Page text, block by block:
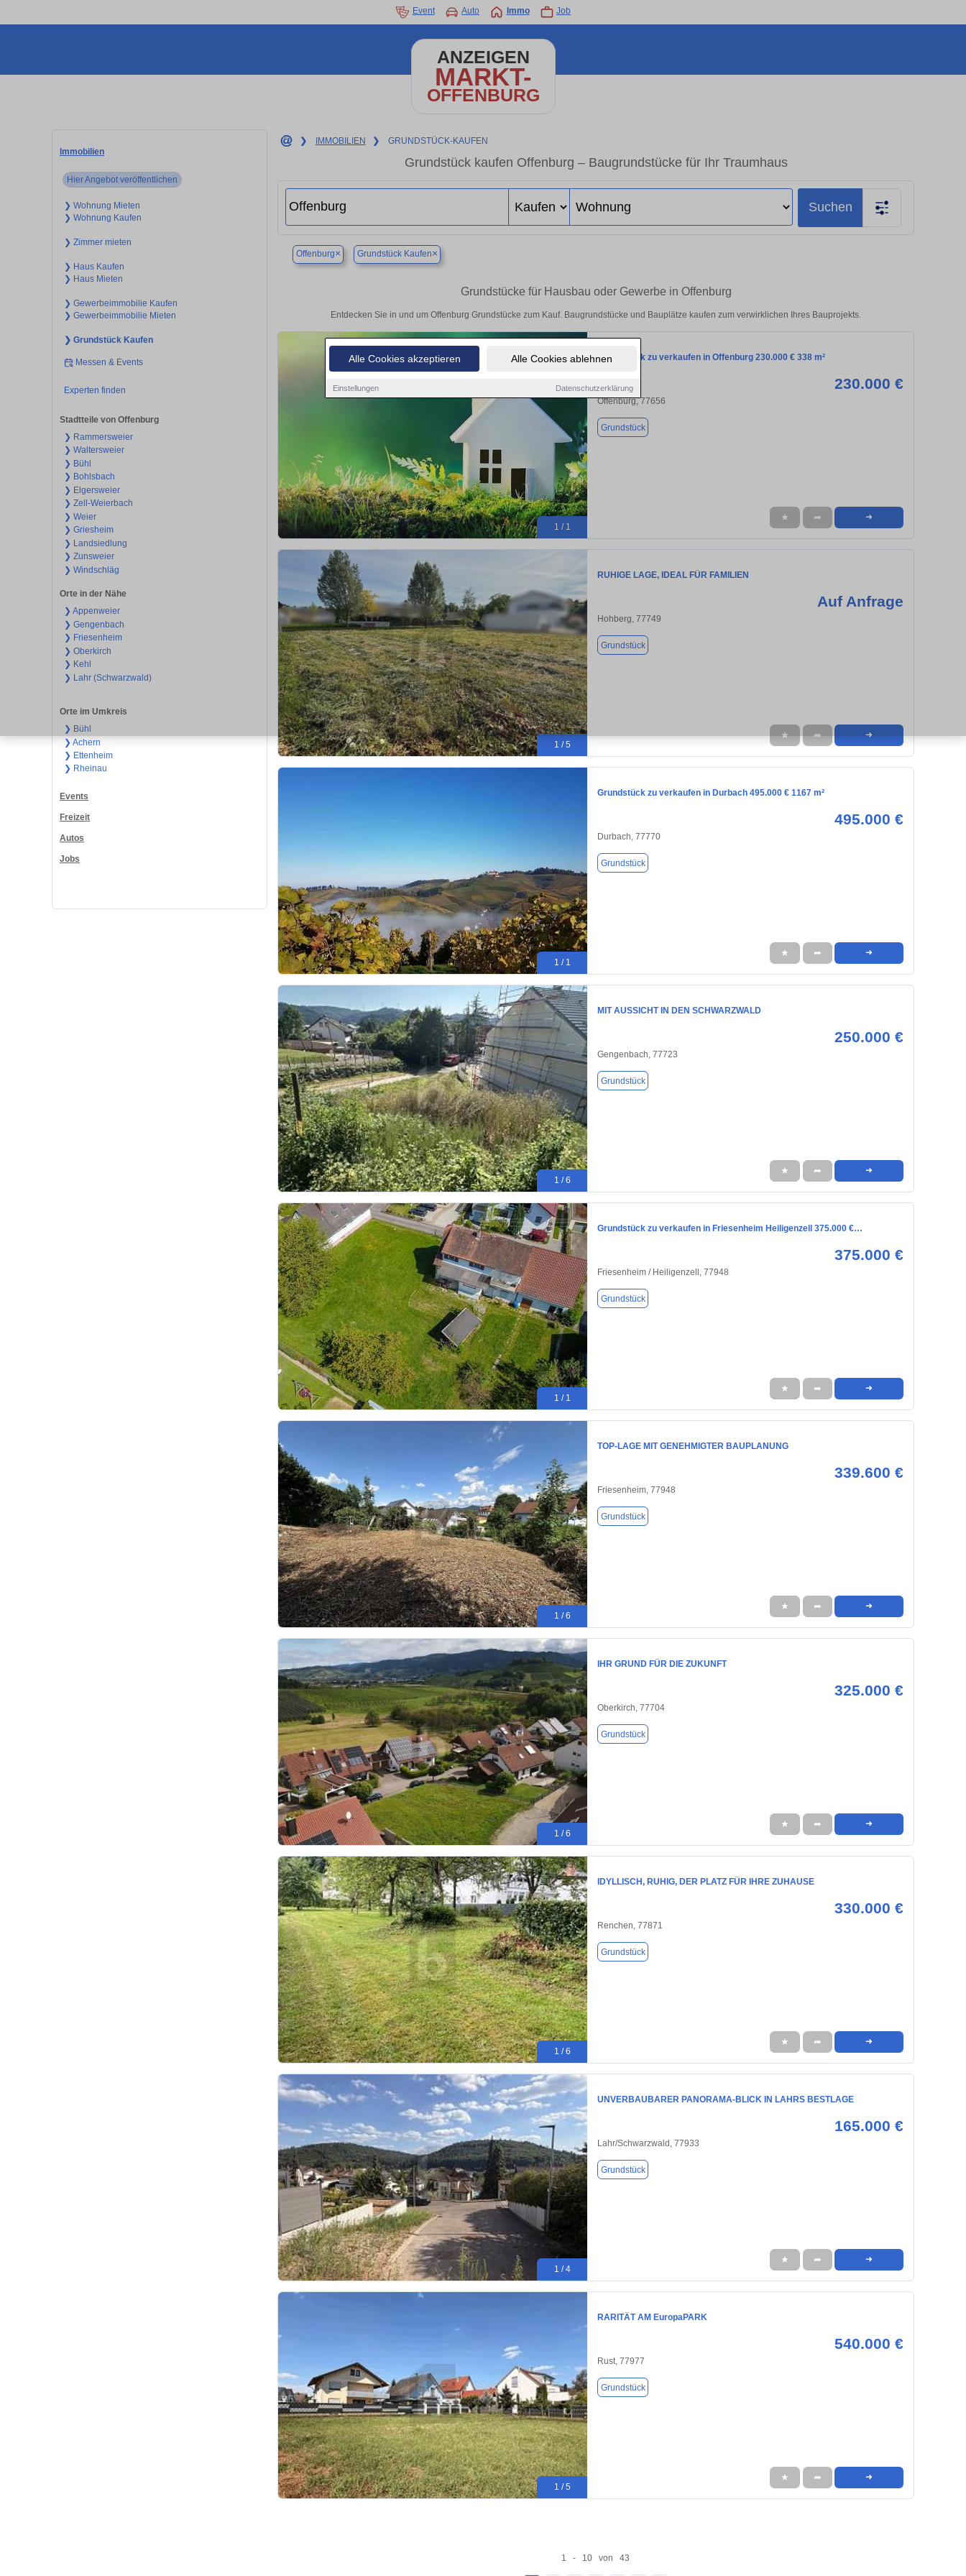
Alle Cookies akzeptieren Alle Cookies ablehnen
Einstellungen Datenschutzerklärung
Event Auto Immo Job
ANZEIGEN
MARKT-
OFFENBURG
Immobilien
Hier Angebot veröffentlichen
❯ Wohnung Mieten
❯ Wohnung Kaufen
❯ Zimmer mieten
❯ Haus Kaufen
❯ Haus Mieten
❯ Gewerbeimmobilie Kaufen
❯ Gewerbeimmobilie Mieten
❯ Grundstück Kaufen
Messen & Events
Experten finden
Stadtteile von Offenburg
❯ Rammersweier
❯ Waltersweier
❯ Bühl
❯ Bohlsbach
❯ Elgersweier
❯ Zell-Weierbach
❯ Weier
❯ Griesheim
❯ Landsiedlung
❯ Zunsweier
❯ Windschläg
Orte in der Nähe
❯ Appenweier
❯ Gengenbach
❯ Friesenheim
❯ Oberkirch
❯ Kehl
❯ Lahr (Schwarzwald)
Orte im Umkreis
❯ Bühl
❯ Achern
❯ Ettenheim
❯ Rheinau
Events
Freizeit
Autos
Jobs
❯ IMMOBILIEN ❯ GRUNDSTÜCK-KAUFEN
Grundstück kaufen Offenburg – Baugrundstücke für Ihr Traumhaus
Suchen
Offenburg× Grundstück Kaufen×
Grundstücke für Hausbau oder Gewerbe in Offenburg
Entdecken Sie in und um Offenburg Grundstücke zum Kauf. Baugrundstücke und Bauplätze kaufen zum verwirklichen Ihres Bauprojekts.
1 / 1
Grundstück zu verkaufen in Offenburg 230.000 € 338 m²
230.000 €
Offenburg, 77656
Grundstück
★ ➦ ➜
1 / 5
RUHIGE LAGE, IDEAL FÜR FAMILIEN
Auf Anfrage
Hohberg, 77749
Grundstück
★ ➦ ➜
1 / 1
Grundstück zu verkaufen in Durbach 495.000 € 1167 m²
495.000 €
Durbach, 77770
Grundstück
★ ➦ ➜
1 / 6
MIT AUSSICHT IN DEN SCHWARZWALD
250.000 €
Gengenbach, 77723
Grundstück
★ ➦ ➜
1 / 1
Grundstück zu verkaufen in Friesenheim Heiligenzell 375.000 €…
375.000 €
Friesenheim / Heiligenzell, 77948
Grundstück
★ ➦ ➜
1 / 6
TOP-LAGE MIT GENEHMIGTER BAUPLANUNG
339.600 €
Friesenheim, 77948
Grundstück
★ ➦ ➜
1 / 6
IHR GRUND FÜR DIE ZUKUNFT
325.000 €
Oberkirch, 77704
Grundstück
★ ➦ ➜
1 / 6
IDYLLISCH, RUHIG, DER PLATZ FÜR IHRE ZUHAUSE
330.000 €
Renchen, 77871
Grundstück
★ ➦ ➜
1 / 4
UNVERBAUBARER PANORAMA-BLICK IN LAHRS BESTLAGE
165.000 €
Lahr/Schwarzwald, 77933
Grundstück
★ ➦ ➜
1 / 5
RARITÄT AM EuropaPARK
540.000 €
Rust, 77977
Grundstück
★ ➦ ➜
1 - 10 von 43